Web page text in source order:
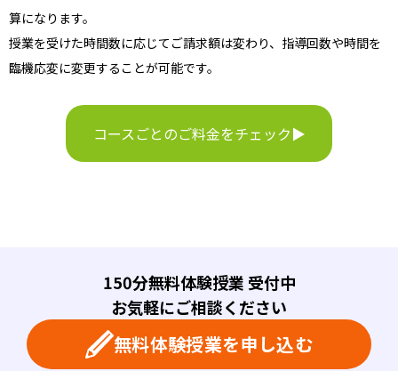
算になります。
授業を受けた時間数に応じてご請求額は変わり、指導回数や時間を
臨機応変に変更することが可能です。
コースごとのご料金をチェック▶
150分無料体験授業 受付中
お気軽にご相談ください
無料体験授業を申し込む